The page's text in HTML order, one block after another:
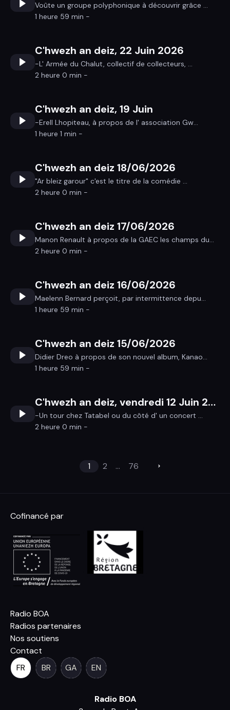
Voûte un groupe polyphonique à découvrir grâce ...
1 heure 59 min -
C'hwezh an deiz, 22 Juin 2026
-L' Armée du Chalut, collectif de collecteurs, ...
2 heure 0 min -
C'hwezh an deiz, 19 Juin
-Erell Lhopiteau, à propos de l' association Gw...
1 heure 1 min -
C'hwezh an deiz 18/06/2026
"Ar bleiz garour" c'est le titre de la comédie ...
2 heure 0 min -
C'hwezh an deiz 17/06/2026
Manon Renault à propos de la GAEC les champs du...
2 heure 0 min -
C'hwezh an deiz 16/06/2026
Maelenn Bernard perçoit, par intermittence depu...
1 heure 59 min -
C'hwezh an deiz 15/06/2026
Didier Dreo à propos de son nouvel album, Kanao...
1 heure 59 min -
C'hwezh an deiz, vendredi 12 Juin 2026
-Un tour chez Tatabel ou du côté d' un concert ...
2 heure 0 min -
1 2 ... 76
Cofinancé par
Radio BOA
Radios partenaires
Nos soutiens
Contact
FR
BR GA EN
Radio BOA